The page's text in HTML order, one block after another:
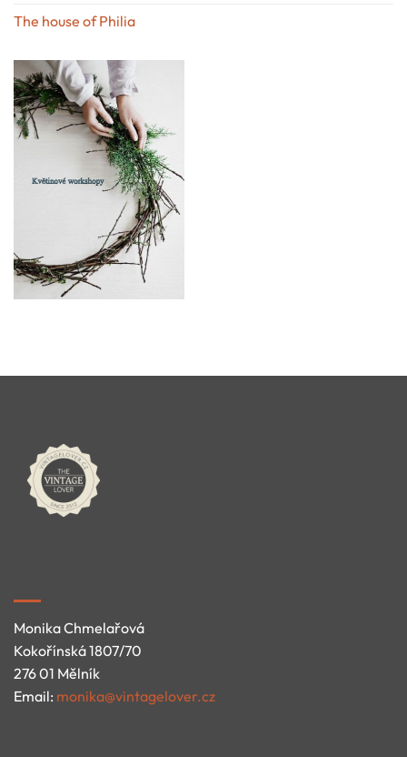
The house of Philia
Monika Chmelařová
Kokořínská 1807/70
276 01 Mělník
Email: monika@vintagelover.cz